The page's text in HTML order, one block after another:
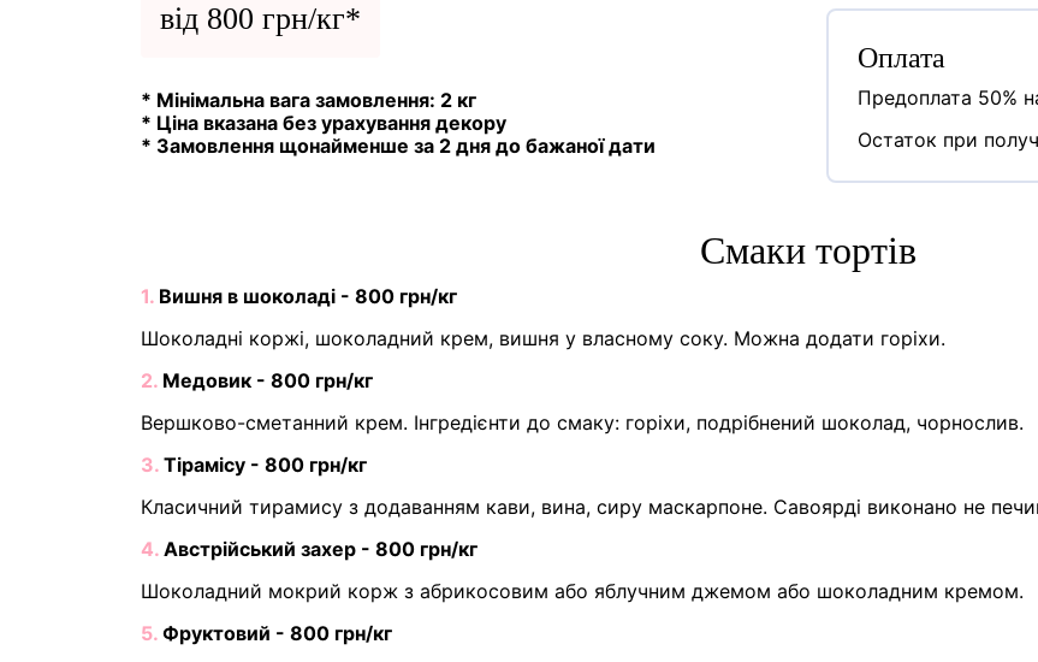
від 800 грн/кг*
* Мінімальна вага замовлення: 2 кг
* Ціна вказана без урахування декору
* Замовлення щонайменше за 2 дня до бажаної дати
Оплата
Предоплата 50%
Остаток при
Cмаки тортів
1. Вишня в шоколаді - 800 грн/кг
Шоколадні коржі, шоколадний крем, вишня у власному соку. Можна додати горіхи.
2. Медовик - 800 грн/кг
Вершково-сметанний крем. Інгредієнти до смаку: горіхи, подрібнений шоколад, чорнослив.
3. Тірамісу - 800 грн/кг
Класичний тирамису з додаванням кави, вина, сиру маскарпоне. Савоярді виконано не
4. Австрійський захер - 800 грн/кг
Шоколадний мокрий корж з абрикосовим або яблучним джемом або шоколадним кремом.
5. Фруктовий - 800 грн/кг